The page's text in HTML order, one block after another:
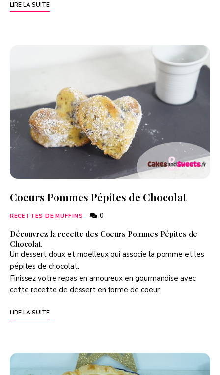
LIRE LA SUITE
Coeurs Pommes Pépites de Chocolat
RECETTES DE MUFFINS 0
Découvrez la recette des Coeurs Pommes Pépites de
Chocolat.
Un dessert doux et moelleux qui associe la pomme et les
pépites de chocolat.
Finissez votre repas en amoureux en gourmandise avec
cette recette de dessert en forme de coeur.
LIRE LA SUITE